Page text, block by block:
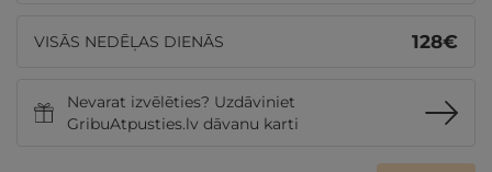
VISĀS NEDĒĻAS DIENĀS 128€
Nevarat izvēlēties? Uzdāviniet
GribuAtpusties.lv dāvanu karti